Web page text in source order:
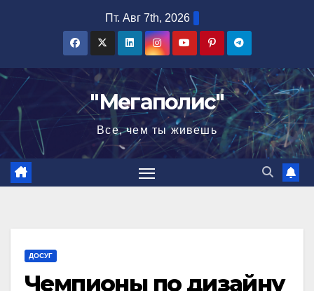
Пт. Авг 7th, 2026
"Мегаполис"
Все, чем ты живешь
ДОСУГ
Чемпионы по дизайну